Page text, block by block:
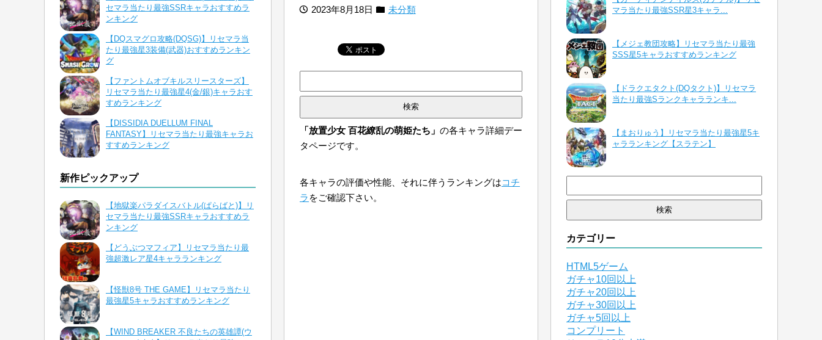
セマラ当たり最強SSRキャラおすすめラ
ンキング
【DQスマグロ攻略(DQSG)】リセマラ当
たり最強星3装備(武器)おすすめランキン
グ
【ファントムオブキルスリースターズ】
リセマラ当たり最強星4(金/銀)キャラおす
すめランキング
【DISSIDIA DUELLUM FINAL
FANTASY】リセマラ当たり最強キャラお
すすめランキング
新作ピックアップ
【地獄楽パラダイスバトル(ぱらばと)】リ
セマラ当たり最強SSRキャラおすすめラ
ンキング
【どうぶつマフィア】リセマラ当たり最
強超激レア星4キャラランキング
【怪獣8号 THE GAME】リセマラ当たり
最強星5キャラおすすめランキング
【WIND BREAKER 不良たちの英雄譚(ウ
2023年8月18日 未分類
索:
「放置少女 百花繚乱の萌姫たち」 の各キャラ詳細デー
タページです。
各キャラの評価や性能、それに伴うランキングはコチ
ラ をご確認下さい。
マラ当たり最強SSR星3キャラ...
【メジェ教団攻略】リセマラ当たり最強
SSS星5キャラおすすめランキング
【ドラクエタクト(DQタクト)】リセマラ
当たり最強Sランクキャラランキ...
【まおりゅう】リセマラ当たり最強星5キ
ャラランキング【スラテン】
索:
カテゴリー
HTML5ゲーム
ガチャ10回以上
ガチャ20回以上
ガチャ30回以上
ガチャ5回以上
コンプリート